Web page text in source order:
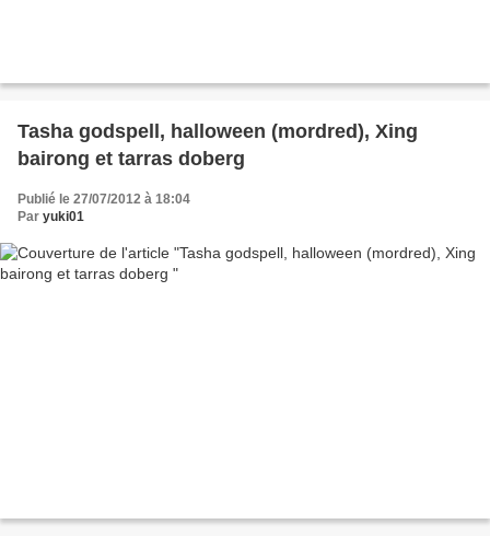
Tasha godspell, halloween (mordred), Xing
bairong et tarras doberg
Publié le 27/07/2012 à 18:04
Par yuki01